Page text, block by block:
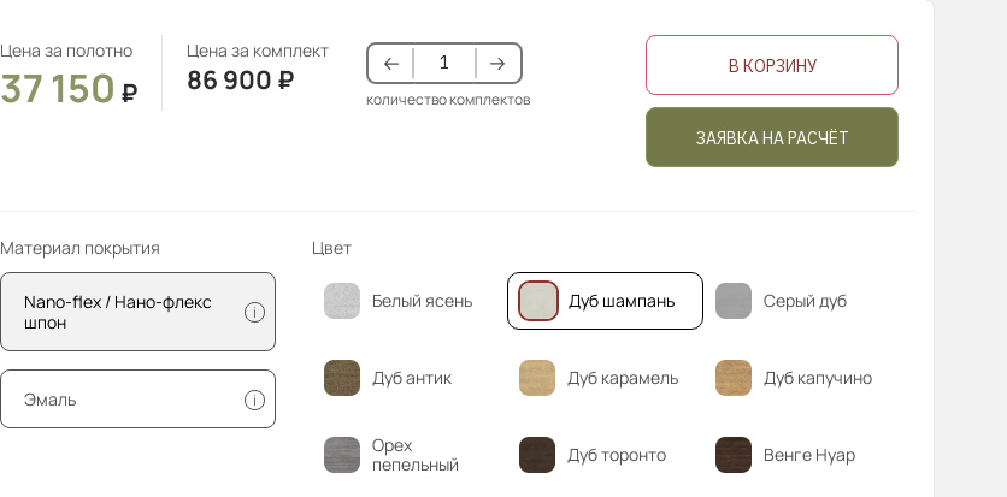
Цена за полотно
37 150 ₽
Цена за комплект
86 900 ₽
количество комплектов
В КОРЗИНУ
ЗАЯВКА НА РАСЧЁТ
Материал покрытия
Nano-flex / Нано-флекс
шпон
i
Эмаль i
Цвет
Белый ясень Дуб шампань Серый дуб
Дуб антик Дуб карамель Дуб капучино
Орех
пепельный
Дуб торонто Венге Нуар